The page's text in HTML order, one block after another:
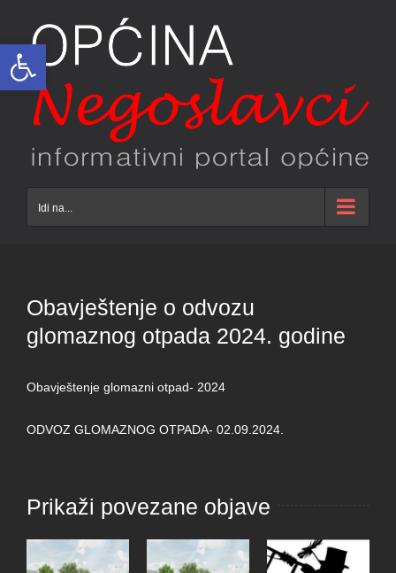
Open toolbar
content
Idi na...
Obavještenje o odvozu
glomaznog otpada 2024. godine
Obavještenje glomazni otpad- 2024
ODVOZ GLOMAZNOG OTPADA- 02.09.2024.
Prikaži povezane objave